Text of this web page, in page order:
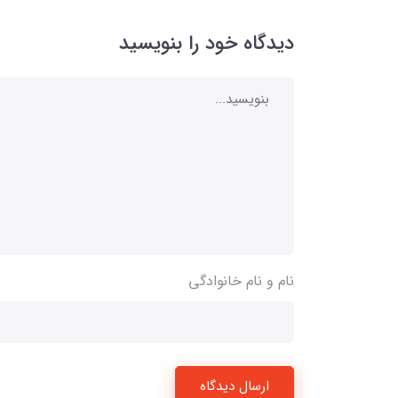
دیدگاه خود را بنویسید
نام و نام خانوادگی
ارسال دیدگاه